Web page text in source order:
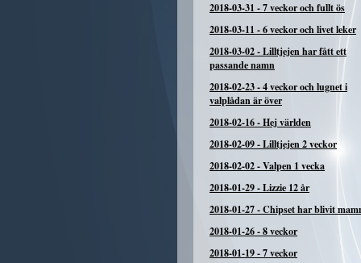
2018-03-31 -7 veckor och fullt ös
2018-03-11 -6 veckor och livet leker
2018-03-02-Lilltjejen har fått ett
passande namn
2018-02-23-4 veckor och lugnet i
valplådan är över
2018-02-16-Hej världen
2018-02-09-Lilltjejen 2 veckor
2018-02-02-Valpen 1 vecka
2018-01-29-Lizzie 12 år
2018-01-27-Chipset har blivit
2018-01-26-8 veckor
2018-01-19-7 veckor